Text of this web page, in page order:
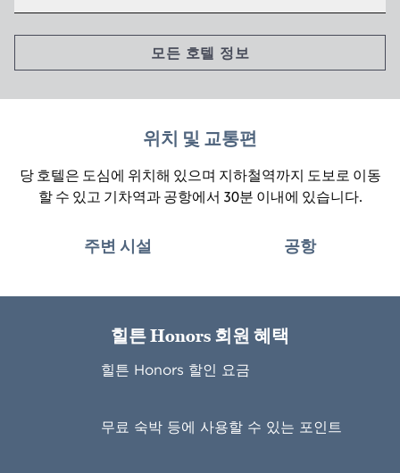
모든 호텔 정보
위치 및 교통편
당 호텔은 도심에 위치해 있으며 지하철역까지 도보로 이동
할 수 있고 기차역과 공항에서 30분 이내에 있습니다.
주변 시설 공항
힐튼 Honors 회원 혜택
힐튼 Honors 할인 요금
무료 숙박 등에 사용할 수 있는 포인트